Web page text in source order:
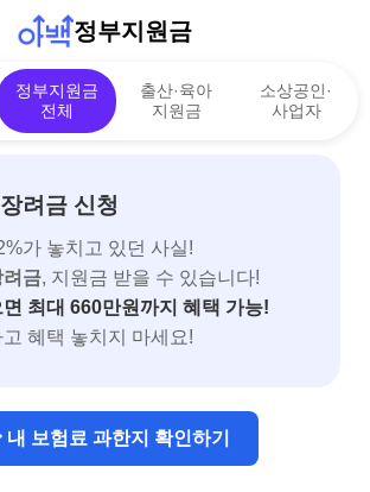
정부지원금
정부지원금
전체
출산·육아
지원금
소상공인·
사업자
려금 신청
가 놓치고 있던 사실!
려금, 지원금 받을 수 있습니다!
최대 660만원까지 혜택 가능!
혜택 놓치지 마세요!
보험료 과한지 확인하기